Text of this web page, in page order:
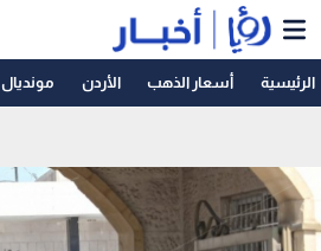
الرئيسية أسعار الذهب الأردن مونديال 2026